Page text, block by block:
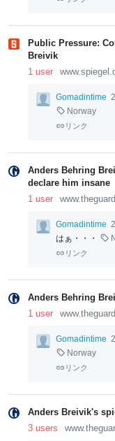
Public Pressure:
Breivik
1 user
Gomadintime
Norway
リンク
Anders Behring
declare him insane
1 user
Gomadintime
はぁ・・・
リンク
Anders Behring
1 user
Gomadintime
Norway
リンク
Anders Breivik's
3 users